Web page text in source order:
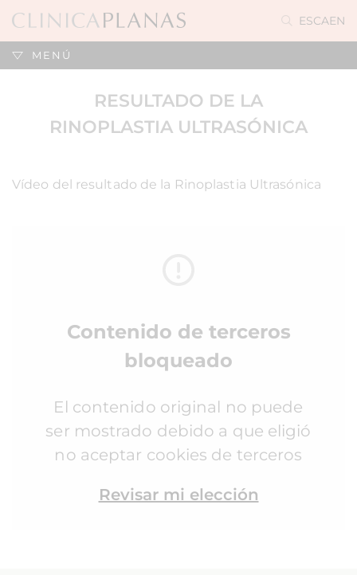
ESCAEN
MENÚ
RESULTADO DE LA
RINOPLASTIA ULTRASÓNICA
Vídeo del resultado de la Rinoplastia Ultrasónica
Contenido de terceros
bloqueado
El contenido original no puede
ser mostrado debido a que eligió
no aceptar cookies de terceros
Revisar mi elección